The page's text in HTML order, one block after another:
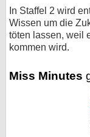
In Staffel 2 wird
Wissen um die
töten lassen, weil
kommen wird.
Miss Minutes